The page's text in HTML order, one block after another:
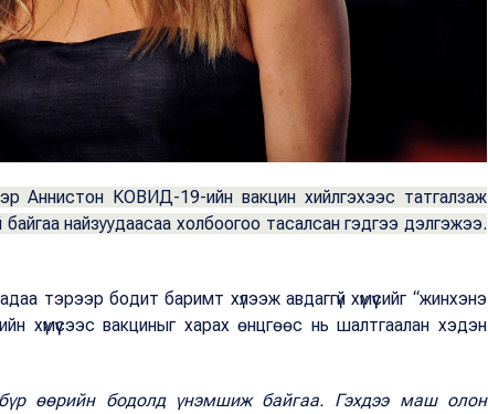
Аннистон КОВИД-19-ийн вакцин хийлгэхээс татгалзаж
байгаа найзуудаасаа холбоогоо тасалсан гэдгээ дэлгэжээ.
тэрээр бодит баримт хүлээж авдаггүй хүмүүсийг “жинхэнэ
хүмүүсээс вакциныг харах өнцгөөс нь шалтгаалан хэдэн
өөрийн бодолд үнэмшиж байгаа. Гэхдээ маш олон